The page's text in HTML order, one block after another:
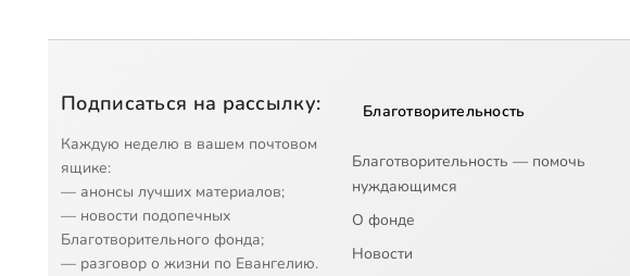
Подписаться на рассылку:
Каждую неделю в вашем почтовом
ящике:
— анонсы лучших материалов;
— новости подопечных
Благотворительного фонда;
— разговор о жизни по Евангелию.
Благотворительность
Благотворительность — помочь
нуждающимся
О фонде
Новости